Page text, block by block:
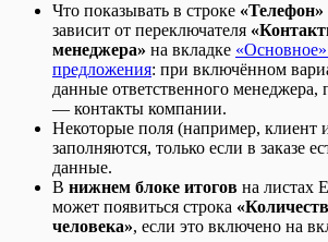
Что показывать в строке «Телефон»
зависит от переключателя
менеджера» на вкладке
предложения: при включённом
данные ответственного
— контакты компании.
Некоторые поля (например, клиент
заполняются, только если в заказе
данные.
В нижнем блоке итогов на листах
может появиться строка
человека», если это включено на